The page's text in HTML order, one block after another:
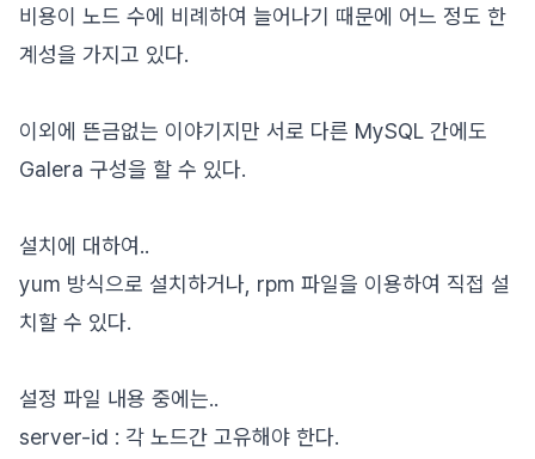
비용이 노드 수에 비례하여 늘어나기 때문에 어느 정도 한
계성을 가지고 있다.
이외에 뜬금없는 이야기지만 서로 다른 MySQL 간에도
Galera 구성을 할 수 있다.
설치에 대하여..
yum 방식으로 설치하거나, rpm 파일을 이용하여 직접 설
치할 수 있다.
설정 파일 내용 중에는..
server-id : 각 노드간 고유해야 한다.